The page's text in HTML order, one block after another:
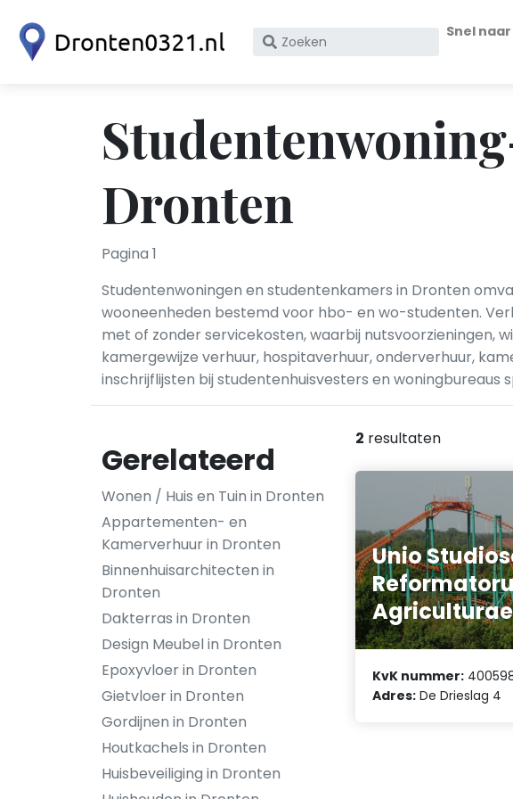
Zoek
KvK
nummer
Snel naar
Dronten
Pagina 1
Studentenwoningen en studentenkamers in Dronten
wooneenheden bestemd voor hbo- en wo-studenten.
met of zonder servicekosten, waarbij nutsvoorzieningen,
kamergewijze verhuur, hospitaverhuur, onderverhuur,
inschrijflijsten bij studentenhuisvesters en
Gerelateerd
Wonen / Huis en Tuin in Dronten
Appartementen- en
Kamerverhuur in Dronten
Binnenhuisarchitecten in
Dronten
Dakterras in Dronten
Design Meubel in Dronten
Epoxyvloer in Dronten
Gietvloer in Dronten
Gordijnen in Dronten
Houtkachels in Dronten
Huisbeveiliging in Dronten
2 resultaten
Unio
Agriculturae
KvK nummer:
Adres: De Drieslag 4